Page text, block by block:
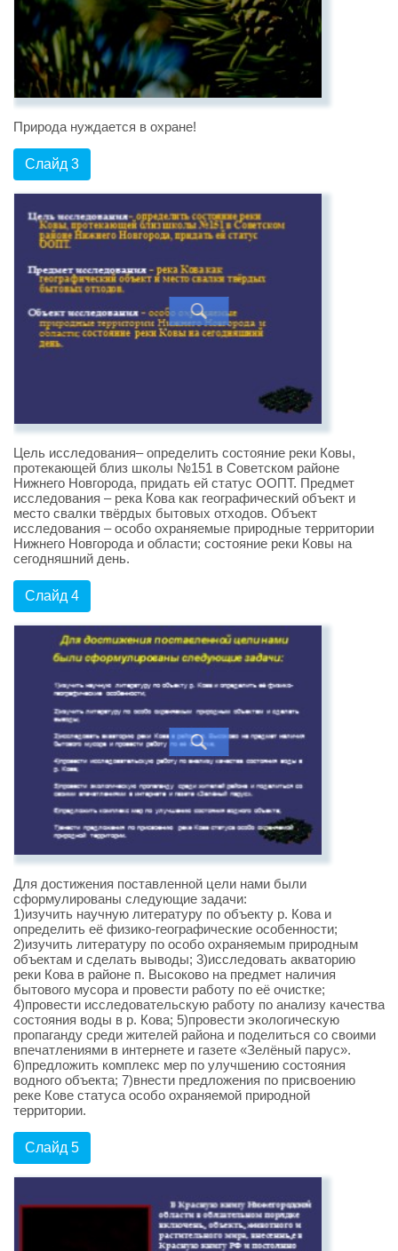
Природа нуждается в охране!
Слайд 3
Цель исследования– определить состояние реки Ковы,
протекающей близ школы №151 в Советском районе
Нижнего Новгорода, придать ей статус ООПТ. Предмет
исследования – река Кова как географический объект и
место свалки твёрдых бытовых отходов. Объект
исследования – особо охраняемые природные территории
Нижнего Новгорода и области; состояние реки Ковы на
сегодняшний день.
Слайд 4
Для достижения поставленной цели нами были
сформулированы следующие задачи:
1)изучить научную литературу по объекту р. Кова и
определить её физико-географические особенности;
2)изучить литературу по особо охраняемым природным
объектам и сделать выводы; 3)исследовать акваторию
реки Кова в районе п. Высоково на предмет наличия
бытового мусора и провести работу по её очистке;
4)провести исследовательскую работу по анализу качества
состояния воды в р. Кова; 5)провести экологическую
пропаганду среди жителей района и поделиться со своими
впечатлениями в интернете и газете «Зелёный парус».
6)предложить комплекс мер по улучшению состояния
водного объекта; 7)внести предложения по присвоению
реке Кове статуса особо охраняемой природной
территории.
Слайд 5